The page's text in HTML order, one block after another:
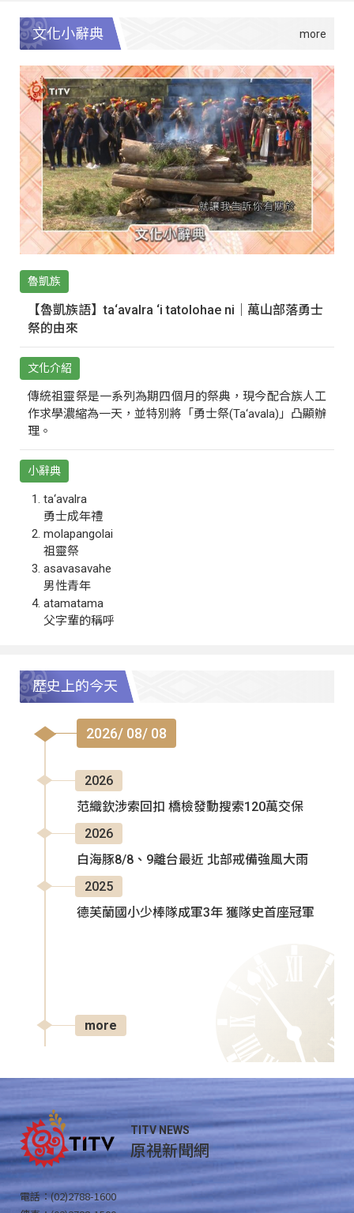
文化小辭典
魯凱族
【魯凱族語】ta‘avalra ‘i tatolohae ni｜萬山部落勇士
祭的由來
文化介紹
傳統祖靈祭是一系列為期四個月的祭典，現今配合族人工
作求學濃縮為一天，並特別將「勇士祭(Ta‘avala)」凸顯辦
理。
小辭典
ta‘avalra
勇士成年禮
molapangolai
祖靈祭
asavasavahe
男性青年
atamatama
父字輩的稱呼
歷史上的今天
2026/ 08/ 08
2026
范織欽涉索回扣 橋檢發動搜索120萬交保
2026
白海豚8/8、9離台最近 北部戒備強風大雨
2025
德芙蘭國小少棒隊成軍3年 獲隊史首座冠軍
more
TITV NEWS
原視新聞網
電話：(02)2788-1600